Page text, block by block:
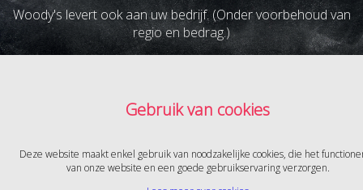
Woody's levert ook aan uw bedrijf. (Onder voorbehoud van
regio en bedrag.)
Broodjesbar Woody's | Pietelbeekstraat 5 | 3500 Hasselt | tel.
011/20.13.63 | info@woodys.be
Gebruik van cookies
Deze website maakt enkel gebruik van noodzakelijke cookies, die het
van onze website en een goede gebruikservaring verzorgen.